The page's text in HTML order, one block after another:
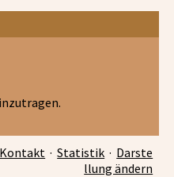
Kontakt ·Statistik · Darste
llung ändern